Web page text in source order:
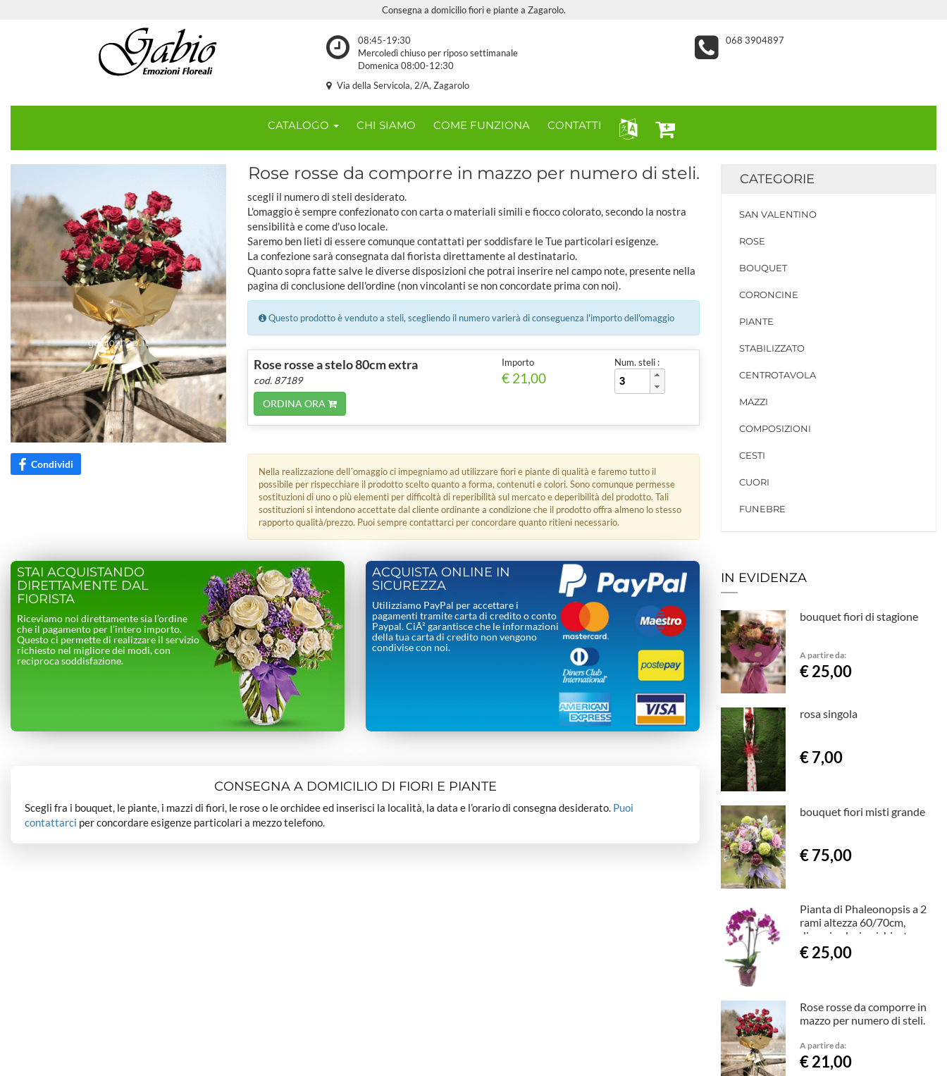
Consegna a domicilio fiori e piante a Zagarolo.
08:45-19:30
Mercoledì chiuso per riposo settimanale
Domenica 08:00-12:30
068 3904897
Via della Servicola, 2/A, Zagarolo
CATALOGO CHI SIAMO COME FUNZIONA CONTATTI
Condividi
Rose rosse da comporre in mazzo per numero di steli.
scegli il numero di steli desiderato.
L'omaggio è sempre confezionato con carta o materiali simili e fiocco colorato, secondo la nostra
sensibilità e come d'uso locale.
Saremo ben lieti di essere comunque contattati per soddisfare le Tue particolari esigenze.
La confezione sarà consegnata dal fiorista direttamente al destinatario.
Quanto sopra fatte salve le diverse disposizioni che potrai inserire nel campo note, presente nella
pagina di conclusione dell'ordine (non vincolanti se non concordate prima con noi).
Questo prodotto è venduto a steli, scegliendo il numero varierà di conseguenza l'importo dell'omaggio
Rose rosse a stelo 80cm extra
cod. 87189
ORDINA ORA
Importo
€ 21,00
Num. steli :
Nella realizzazione dell´omaggio ci impegniamo ad utilizzare fiori e piante di qualità e faremo tutto il
possibile per rispecchiare il prodotto scelto quanto a forma, contenuti e colori. Sono comunque permesse
sostituzioni di uno o più elementi per difficoltà di reperibilità sul mercato e deperibilità del prodotto. Tali
sostituzioni si intendono accettate dal cliente ordinante a condizione che il prodotto offra almeno lo stesso
rapporto qualità/prezzo. Puoi sempre contattarci per concordare quanto ritieni necessario.
STAI ACQUISTANDO
DIRETTAMENTE DAL
FIORISTA
Riceviamo noi direttamente sia l’ordine
che il pagamento per l’intero importo.
Questo ci permette di realizzare il servizio
richiesto nel migliore dei modi, con
reciproca soddisfazione.
ACQUISTA ONLINE IN
SICUREZZA
Utilizziamo PayPal per accettare i
pagamenti tramite carta di credito o conto
Paypal. CiÃ² garantisce che le informazioni
della tua carta di credito non vengono
condivise con noi.
CONSEGNA A DOMICILIO DI FIORI E PIANTE
Scegli fra i bouquet, le piante, i mazzi di fiori, le rose o le orchidee ed inserisci la località, la data e l’orario di consegna desiderato. Puoi
contattarci per concordare esigenze particolari a mezzo telefono.
CATEGORIE
SAN VALENTINO
ROSE
BOUQUET
CORONCINE
PIANTE
STABILIZZATO
CENTROTAVOLA
MAZZI
COMPOSIZIONI
CESTI
CUORI
FUNEBRE
IN EVIDENZA
bouquet fiori di stagione
A partire da:
€ 25,00
rosa singola
€ 7,00
bouquet fiori misti grande
€ 75,00
Pianta di Phaleonopsis a 2
rami altezza 60/70cm,
diversi colori a richiesta.
€ 25,00
Rose rosse da comporre in
mazzo per numero di steli.
A partire da:
€ 21,00